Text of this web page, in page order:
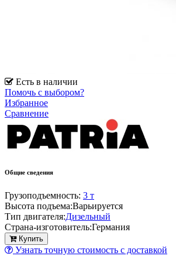
Есть в наличии
Помочь с выбором?
Избранное
Сравнение
Общие сведения
Грузоподъемность: 3 т
Высота подъема:Варьируется
Тип двигателя:Дизельный
Страна-изготовитель:Германия
Купить
Узнать точную стоимость с доставкой